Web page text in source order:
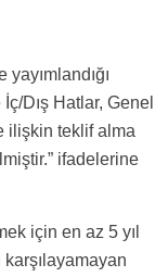
İç/Dış Hatlar, Genel
ilişkin teklif alma
ifadelerine
için en az 5 yıl